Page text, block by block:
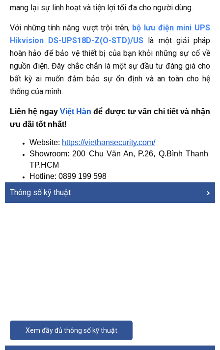
mang lại sự linh hoạt và tiện lợi tối đa cho người dùng.
Với những tính năng vượt trội trên, bộ lưu điện mini UPS
Hikvision DS-UPS18D-Z(O-STD)/US là một giải pháp
hoàn hảo để bảo vệ thiết bị của bạn khỏi những sự cố về
nguồn điện. Đây chắc chắn là một sự đầu tư đáng giá cho
bất kỳ ai muốn đảm bảo sự ổn định và an toàn cho hệ
thống của mình.
Liên hệ ngay Việt Hàn để được tư vấn chi tiết và nhận
ưu đãi tốt nhất!
Website: https://viethansecurity.com/
Showroom: 200 Chu Văn An, P.26, Q.Bình Thạnh
TP.HCM
Hotline: 0899 199 598
Thông số kỹ thuật
Xem đầy đủ thông số kỹ thuật